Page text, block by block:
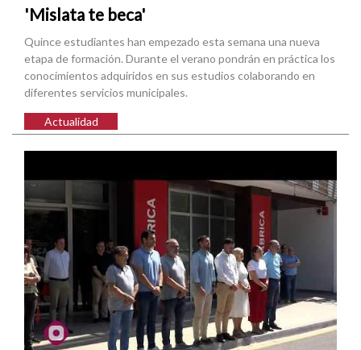
'Mislata te beca'
Quince estudiantes han empezado esta semana una nueva
etapa de formación. Durante el verano pondrán en práctica los
conocimientos adquiridos en sus estudios colaborando en
diferentes servicios municipales.
Actualidad